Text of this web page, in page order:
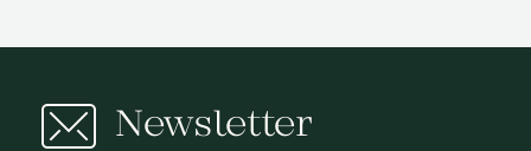
Newsletter